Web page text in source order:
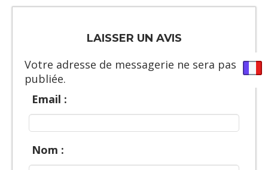
LAISSER UN AVIS
Votre adresse de messagerie ne sera pas
publiée.
Email :
Nom :